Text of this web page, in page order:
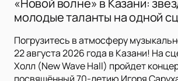
«Новой волне» в Казани:
молодые таланты на одной
Погрузитесь в атмосферу
22 августа 2026 года в Казани! На
Холл (New Wave Hall) пройдет